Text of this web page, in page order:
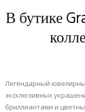
В бутике
Легендарный
эксклюзивных
бриллиантами и